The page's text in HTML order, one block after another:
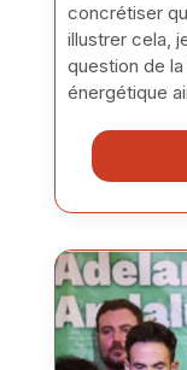
concrétiser
illustrer cela,
question de
énergétique